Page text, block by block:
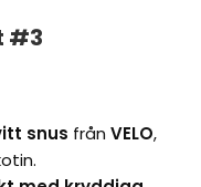
#3
snus från VELO,